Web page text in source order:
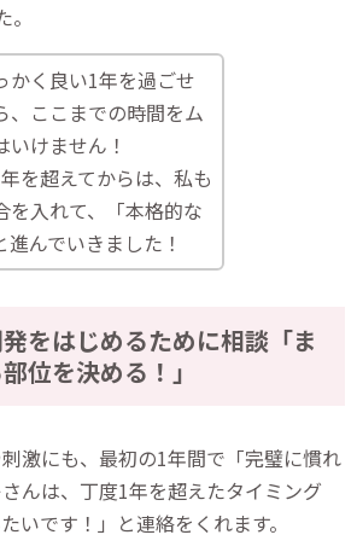
かく良い1年を過ごせ
、ここまでの時間をム
いけません！
を超えてからは、私も
を入れて、「本格的な
進んでいきました！
をはじめるために相談「ま
位を決める！」
激にも、最初の1年間で「完璧に慣れ
んは、丁度1年を超えたタイミング
いです！」と連絡をくれます。